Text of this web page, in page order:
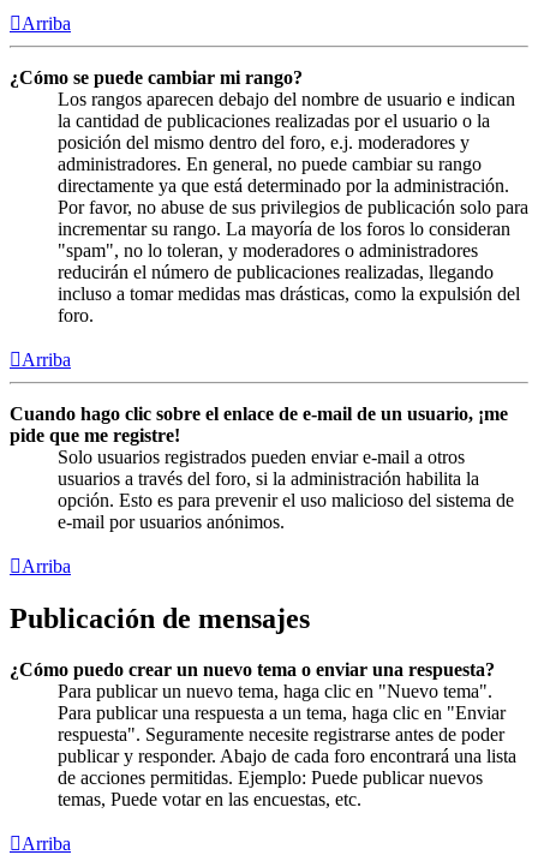
Arriba
¿Cómo se puede cambiar mi rango?
Los rangos aparecen debajo del nombre de usuario e indican
la cantidad de publicaciones realizadas por el usuario o la
posición del mismo dentro del foro, e.j. moderadores y
administradores. En general, no puede cambiar su rango
directamente ya que está determinado por la administración.
Por favor, no abuse de sus privilegios de publicación solo para
incrementar su rango. La mayoría de los foros lo consideran
"spam", no lo toleran, y moderadores o administradores
reducirán el número de publicaciones realizadas, llegando
incluso a tomar medidas mas drásticas, como la expulsión del
foro.
Arriba
Cuando hago clic sobre el enlace de e-mail de un usuario, ¡me
pide que me registre!
Solo usuarios registrados pueden enviar e-mail a otros
usuarios a través del foro, si la administración habilita la
opción. Esto es para prevenir el uso malicioso del sistema de
e-mail por usuarios anónimos.
Arriba
Publicación de mensajes
¿Cómo puedo crear un nuevo tema o enviar una respuesta?
Para publicar un nuevo tema, haga clic en "Nuevo tema".
Para publicar una respuesta a un tema, haga clic en "Enviar
respuesta". Seguramente necesite registrarse antes de poder
publicar y responder. Abajo de cada foro encontrará una lista
de acciones permitidas. Ejemplo: Puede publicar nuevos
temas, Puede votar en las encuestas, etc.
Arriba